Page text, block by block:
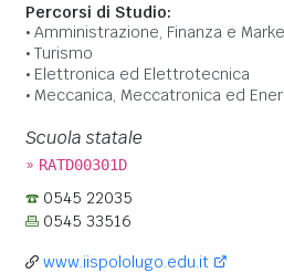
Percorsi di Studio:
Amministrazione, Finanza e
Turismo
Elettronica ed Elettrotecnica
Meccanica, Meccatronica ed
Scuola statale
» RATD00301D
0545 22035
0545 33516
www.iispololugo.edu.it